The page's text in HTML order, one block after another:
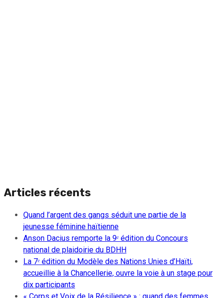
Articles récents
Quand l’argent des gangs séduit une partie de la
jeunesse féminine haïtienne
Anson Dacius remporte la 9ᵉ édition du Concours
national de plaidoirie du BDHH
La 7ᵉ édition du Modèle des Nations Unies d’Haïti,
accueillie à la Chancellerie, ouvre la voie à un stage pour
dix participants